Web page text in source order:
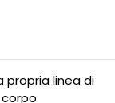
propria linea di